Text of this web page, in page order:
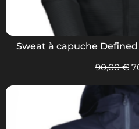
Sweat à capuche
90,00€